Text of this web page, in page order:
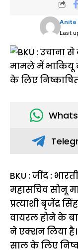
Last
Anita
BKU : जींद :
महासचिव सोनू
प्रत्याशी बृजेंद्र
वायरल होने के
ने एक्शन लिया
साल के लिए